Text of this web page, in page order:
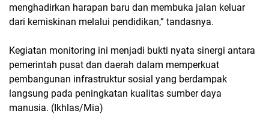
menghadirkan harapan baru dan membuka jalan keluar
dari kemiskinan melalui pendidikan,” tandasnya.
Kegiatan monitoring ini menjadi bukti nyata sinergi antara
pemerintah pusat dan daerah dalam memperkuat
pembangunan infrastruktur sosial yang berdampak
langsung pada peningkatan kualitas sumber daya
manusia. (Ikhlas/Mia)